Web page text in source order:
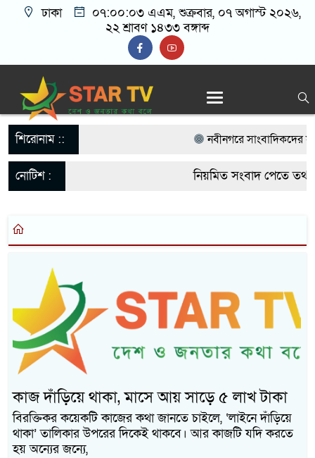
ঢাকা ০৭:০০:০৩ এএম, শুক্রবার, ০৭ অগাস্ট ২০২৬,
২২ শ্রাবণ ১৪৩৩ বঙ্গাব্দ
শিরোনাম ::
নবীনগরে সাংবাদিকদের
বিএনপি নেতা মাসুদ রানা’র
নবীনগরের খাগাতুয়া গ্রামে
নবীনগরে ভাইয়ের আঘাতে
নিয়োমিত অফিস করেন না
নবীনগরে অটোরিকশা
নোটিশ :
নিয়মিত সংবাদ পেতে
কাজ দাঁড়িয়ে থাকা, মাসে আয় সাড়ে ৫ লাখ টাকা
বিরক্তিকর কয়েকটি কাজের কথা জানতে চাইলে, ‘লাইনে দাঁড়িয়ে
থাকা’ তালিকার উপরের দিকেই থাকবে। আর কাজটি যদি করতে
হয় অন্যের জন্যে,